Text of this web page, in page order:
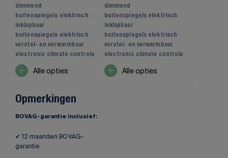
dimmend
buitenspiegels elektrisch
inklapbaar
buitenspiegels elektrisch
verstel- en verwarmbaar
electronic climate controle
Alle opties
dimmend
buitenspiegels elektrisch
inklapbaar
buitenspiegels elektrisch
verstel- en verwarmbaar
electronic climate controle
Alle opties
Opmerkingen
BOVAG-garantie inclusief:
✔ 12 maanden BOVAG-
garantie